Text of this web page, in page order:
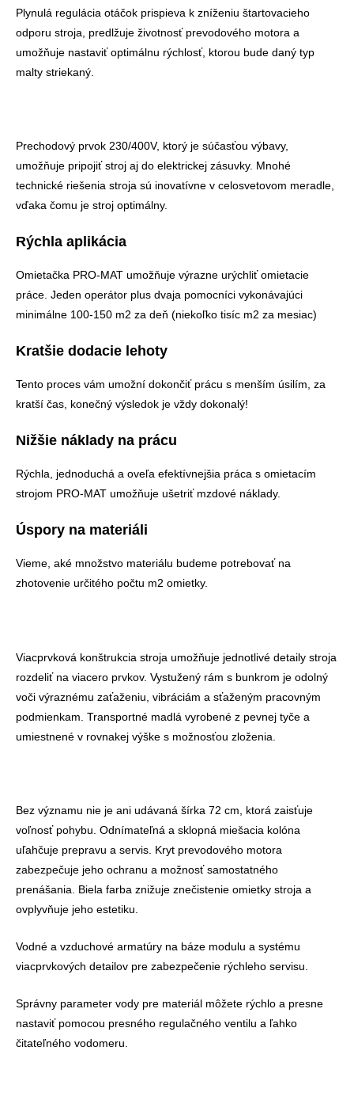
Plynulá regulácia otáčok prispieva k zníženiu štartovacieho
odporu stroja, predlžuje životnosť prevodového motora a
umožňuje nastaviť optimálnu rýchlosť, ktorou bude daný typ
malty striekaný.
Prechodový prvok 230/400V, ktorý je súčasťou výbavy,
umožňuje pripojiť stroj aj do elektrickej zásuvky. Mnohé
technické riešenia stroja sú inovatívne v celosvetovom meradle,
vďaka čomu je stroj optimálny.
Rýchla aplikácia
Omietačka PRO-MAT umožňuje výrazne urýchliť omietacie
práce. Jeden operátor plus dvaja pomocníci vykonávajúci
minimálne 100-150 m2 za deň (niekoľko tisíc m2 za mesiac)
Kratšie dodacie lehoty
Tento proces vám umožní dokončiť prácu s menším úsilím, za
kratší čas, konečný výsledok je vždy dokonalý!
Nižšie náklady na prácu
Rýchla, jednoduchá a oveľa efektívnejšia práca s omietacím
strojom PRO-MAT umožňuje ušetriť mzdové náklady.
Úspory na materiáli
Vieme, aké množstvo materiálu budeme potrebovať na
zhotovenie určitého počtu m2 omietky.
Viacprvková konštrukcia stroja umožňuje jednotlivé detaily stroja
rozdeliť na viacero prvkov. Vystužený rám s bunkrom je odolný
voči výraznému zaťaženiu, vibráciám a sťaženým pracovným
podmienkam. Transportné madlá vyrobené z pevnej tyče a
umiestnené v rovnakej výške s možnosťou zloženia.
Bez významu nie je ani udávaná šírka 72 cm, ktorá zaisťuje
voľnosť pohybu. Odnímateľná a sklopná miešacia kolóna
uľahčuje prepravu a servis. Kryt prevodového motora
zabezpečuje jeho ochranu a možnosť samostatného
prenášania. Biela farba znižuje znečistenie omietky stroja a
ovplyvňuje jeho estetiku.
Vodné a vzduchové armatúry na báze modulu a systému
viacprvkových detailov pre zabezpečenie rýchleho servisu.
Správny parameter vody pre materiál môžete rýchlo a presne
nastaviť pomocou presného regulačného ventilu a ľahko
čitateľného vodomeru.